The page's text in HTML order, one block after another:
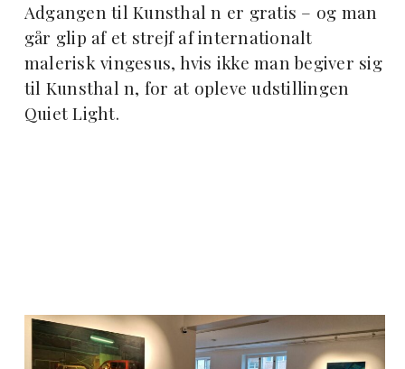
Adgangen til Kunsthal n er gratis – og man
går glip af et strejf af internationalt
malerisk vingesus, hvis ikke man begiver sig
til Kunsthal n, for at opleve udstillingen
Quiet Light.